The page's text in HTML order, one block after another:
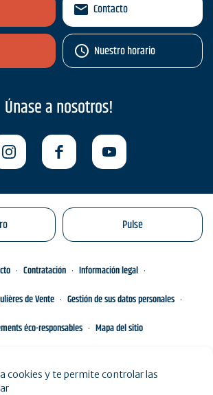
Contacto
Nuestro horario
Únase a nosotros!
Pulse
Contratación
Información legal
de Vente
Gestión de sus datos personales
éco-responsables
Mapa del sitio
cookies y te permite controlar las